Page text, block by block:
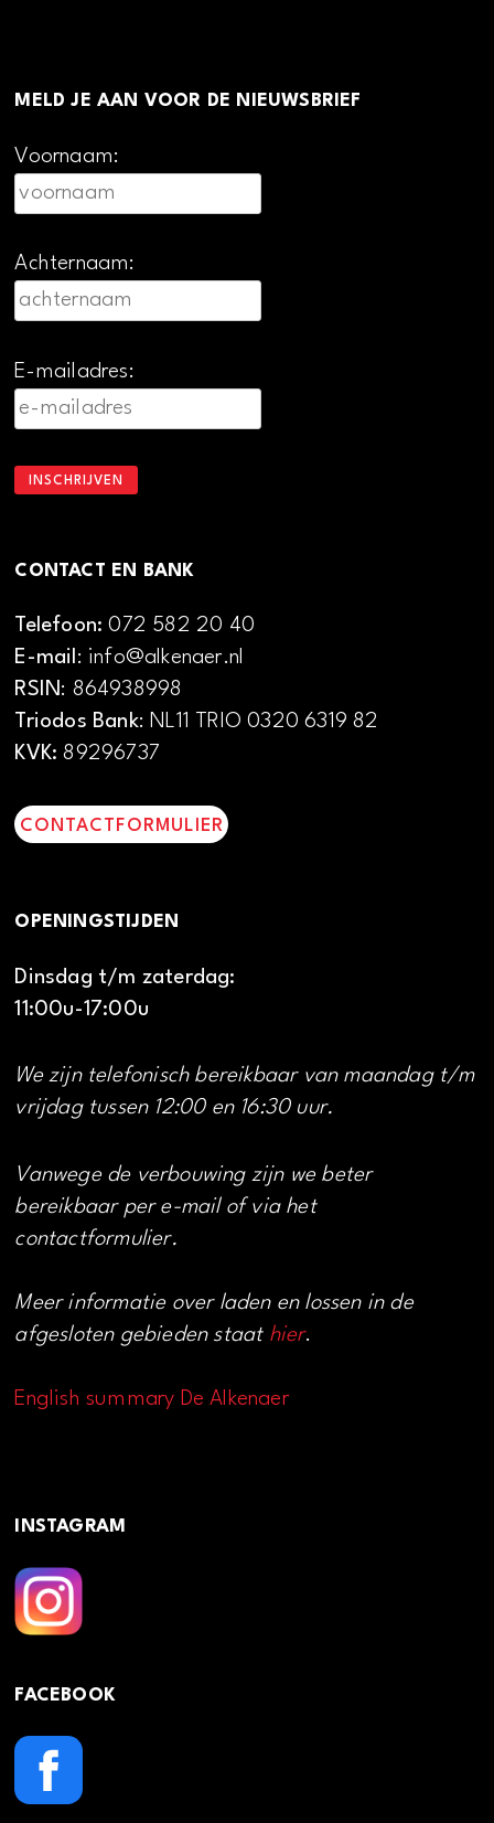
MELD JE AAN VOOR DE NIEUWSBRIEF
Voornaam:
Achternaam:
E-mailadres:
CONTACT EN BANK
Telefoon:072 582 20 40
E-mail: info@alkenaer.nl
RSIN: 864938998
Triodos Bank: NL11 TRIO 0320 6319 82
KVK: 89296737
CONTACTFORMULIER
OPENINGSTIJDEN
Dinsdag t/m zaterdag:
11:00u-17:00u
We zijn telefonisch bereikbaar van maandag t/m
vrijdag tussen 12:00 en 16:30 uur.
Vanwege de verbouwing zijn we beter
bereikbaar per e-mail of via het
contactformulier.
Meer informatie over laden en lossen in de
afgesloten gebieden staat hier.
English summary De Alkenaer
INSTAGRAM
FACEBOOK